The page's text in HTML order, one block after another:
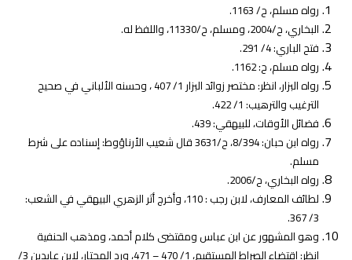
رواه مسلم، ح/ 1163.
البخاري، ح/2004، ومسلم، ح/11330، واللفظ له.
فتح الباري: 4/ 291.
رواه مسلم، ح: 1162.
رواه البزار، انظر: مختصر زوائد البزار 1/ 407 ، وحسنه الألباني في صحيح
الترغيب والترهيب: 1/ 422.
فضائل الأوقات، للبيهقي: 439.
رواه ابن حبان: 8/394، ح/3631 قال شعيب الأرناؤوط: إسناده على شرط
مسلم.
رواه البخاري، ح/2006.
لطائف المعارف، لابن رجب : 110، وأخرج أثر الزهري البيهقي في الشعب:
3/ 367.
وهو المشهور عن ابن عباس ومقتضى كلام أحمد، ومذهب الحنفية
انظر: اقتضاء الصراط المستقيم، 1/ 470 – 471، ورد المحتار، لابن عابدين 3/